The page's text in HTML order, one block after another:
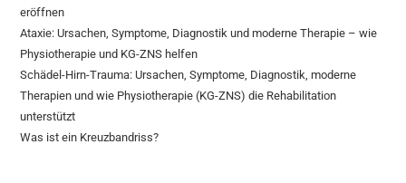
eröffnen
Ataxie: Ursachen, Symptome, Diagnostik und moderne Therapie – wie
Physiotherapie und KG-ZNS helfen
Schädel-Hirn-Trauma: Ursachen, Symptome, Diagnostik, moderne
Therapien und wie Physiotherapie (KG-ZNS) die Rehabilitation
unterstützt
Was ist ein Kreuzbandriss?